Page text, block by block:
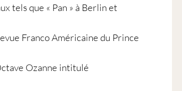
tels que « Pan » à Berlin et
Franco Américaine du Prince
Ozanne intitulé